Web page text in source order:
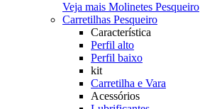
Veja mais Molinetes Pesqueiro
Carretilhas Pesqueiro
Característica
Perfil alto
Perfil baixo
kit
Carretilha e Vara
Acessórios